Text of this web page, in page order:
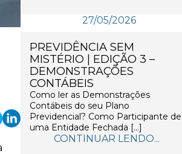
27/05/2026
PREVIDÊNCIA SEM
MISTÉRIO | EDIÇÃO 3 –
DEMONSTRAÇÕES
CONTÁBEIS
Como ler as Demonstrações
Contábeis do seu Plano
Previdencial? Como Participante de
uma Entidade Fechada […]
CONTINUAR LENDO...